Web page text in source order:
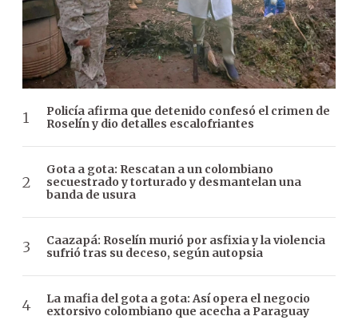
Policía afirma que detenido confesó el crimen de
Roselín y dio detalles escalofriantes
Gota a gota: Rescatan a un colombiano
secuestrado y torturado y desmantelan una
banda de usura
Caazapá: Roselín murió por asfixia y la violencia
sufrió tras su deceso, según autopsia
La mafia del gota a gota: Así opera el negocio
extorsivo colombiano que acecha a Paraguay